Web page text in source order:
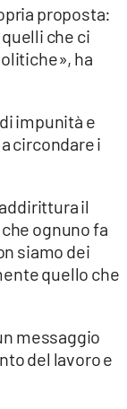
proposta:
che ci
ha
impunità e
circondare i
il
ognuno fa
siamo dei
quello che
messaggio
del lavoro e